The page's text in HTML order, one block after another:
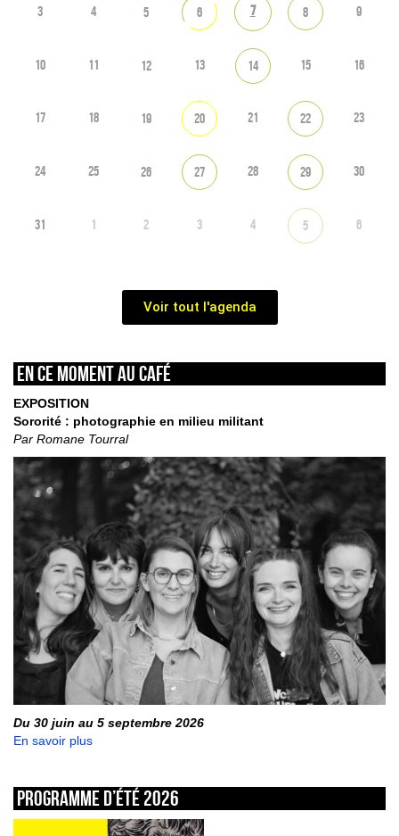
3 4 5 6 7 8 9
10 11 12 13 14 15 16
17 18 19 20 21 22 23
24 25 26 27 28 29 30
31 1 2 3 4 5 6
Voir tout l'agenda
En ce moment au café
EXPOSITION
Sororité : photographie en milieu militant
Par Romane Tourral
Du 30 juin au 5 septembre 2026
En savoir plus
Programme d’été 2026